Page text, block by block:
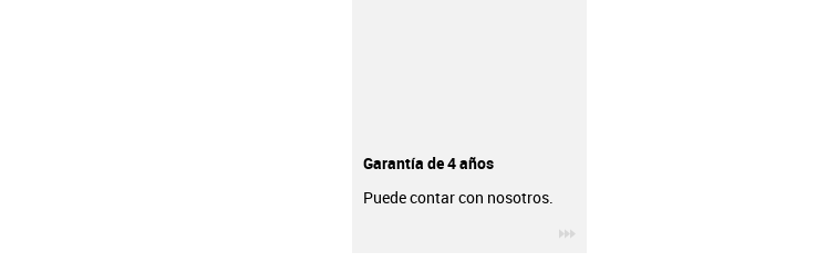
Garantía de 4 años
Puede contar con nosotros.